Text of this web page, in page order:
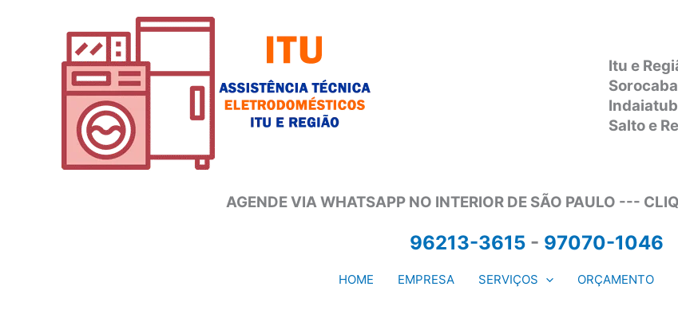
Itu e
Salto e
AGENDE VIA WHATSAPP NO INTERIOR DE SÃO PAULO ---
96213-3615 - 97070-1046
HOME EMPRESA SERVIÇOS ORÇAMENTO